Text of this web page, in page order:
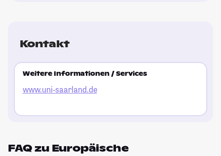
Kontakt
Weitere Informationen / Services
www.uni-saarland.de
FAQ zu Europäische